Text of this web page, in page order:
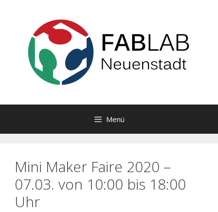
Menü
Mini Maker Faire 2020 –
07.03. von 10:00 bis 18:00
Uhr